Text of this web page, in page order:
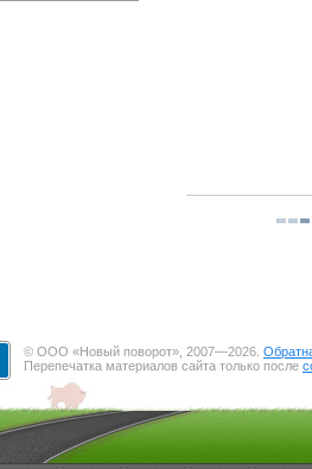
© ООО «Новый поворот», 2007—2026.
Перепечатка материалов сайта только после